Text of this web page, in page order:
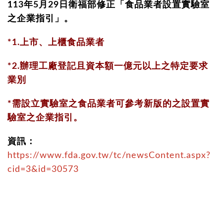
113年5月29日衛福部修正「食品業者設置實驗室
之企業指引」。
*1.上市、上櫃食品業者
*2.辦理工廠登記且資本額一億元以上之特定要求
業別
*需設立實驗室之食品業者可參考新版的之設置實
驗室之企業指引。
資訊：
https://www.fda.gov.tw/tc/newsContent.aspx?
cid=3&id=30573